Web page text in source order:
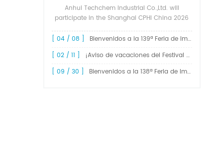
Anhui Techchem Industrial Co.,Ltd. will
participate in the Shanghai CPHI China 2026
grandly kick off at the Shanghai New
[ 04 / 08 ]
Bienvenidos a la 139ª Feria de Importación y Exportación de China, Feria de Cantón.
[ 02 / 11 ]
¡Aviso de vacaciones del Festival de Primavera de 2026!
[ 09 / 30 ]
Bienvenidos a la 138ª Feria de Importación y Exportación de China